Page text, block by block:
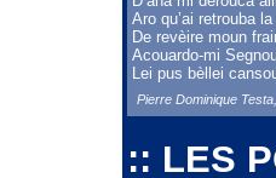
Aro qu’ai retrouba
De revèire moun
Acouardo-mi
Lei pus bèllei
Pierre Dominique
:: LES